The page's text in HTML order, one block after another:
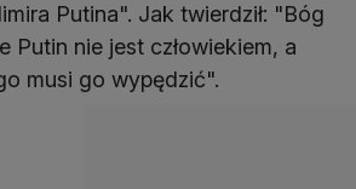
Putina". Jak twierdził: "Bóg
Putin nie jest człowiekiem, a
musi go wypędzić".